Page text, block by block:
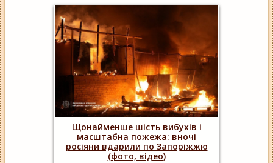
Щонайменше шість вибухів і
масштабна пожежа: вночі
росіяни вдарили по Запоріжжю
(фото, відео)